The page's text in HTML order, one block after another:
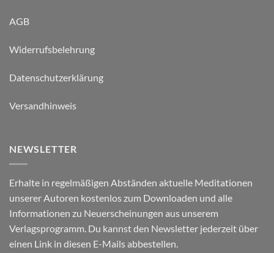
AGB
Widerrufsbelehrung
Datenschutzerklärung
Versandhinweis
NEWSLETTER
Erhalte in regelmäßigen Abständen aktuelle Meditationen
unserer Autoren kostenlos zum Downloaden und alle
Informationen zu Neuerscheinungen aus unserem
Verlagsprogramm. Du kannst den Newsletter jederzeit über
einen Link in diesen E-Mails abbestellen.